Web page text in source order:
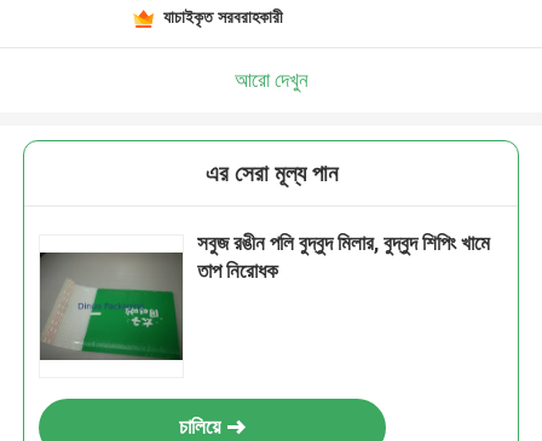
যাচাইকৃত সরবরাহকারী
আরো দেখুন
এর সেরা মূল্য পান
সবুজ রঙীন পলি বুদ্বুদ মিলার, বুদ্বুদ শিপিং খামে
তাপ নিরোধক
চালিয়ে